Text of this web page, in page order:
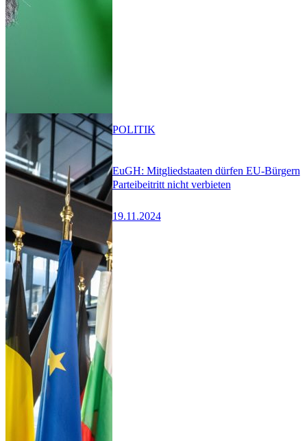
EuGH: Mitgliedstaaten dürfen EU-Bürgern
Parteibeitritt nicht verbieten
19.11.2024
POLITIK